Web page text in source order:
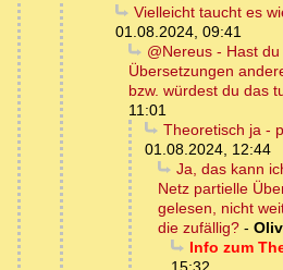
Vielleicht taucht es
01.08.2024, 09:41
@Nereus - Hast
Übersetzungen
bzw. würdest du das
11:01
Theoretisch ja -
01.08.2024, 12:44
Ja, das kann
Netz partielle
gelesen, nicht
die zufällig? -
Info zum